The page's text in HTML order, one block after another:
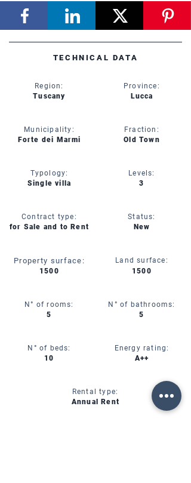
TECHNICAL DATA
Region:
Tuscany
Municipality:
Forte dei Marmi
Typology:
Single villa
Contract type:
for Sale and to Rent
Property surface:
1500
N° of rooms:
5
N° of beds:
10
Province:
Lucca
Fraction:
Old Town
Levels:
3
Status:
New
Land surface:
1500
N° of bathrooms:
5
Energy rating:
A++
Rental type:
Annual Rent